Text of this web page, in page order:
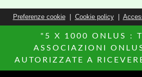
Preferenze cookie| Cookie policy|
"5 X 1000 ONLUS :
ASSOCIAZIONI
AUTORIZZATE A